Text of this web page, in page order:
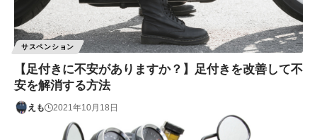
サスペンション
【足付きに不安がありますか？】足付きを改善して不
安を解消する方法
えも 2021年10月18日